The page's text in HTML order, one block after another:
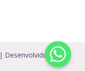
| Desenvolvido por